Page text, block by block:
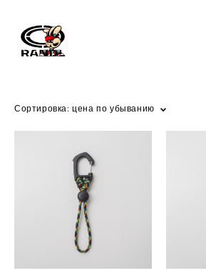
Сортировка: цена по убыванию